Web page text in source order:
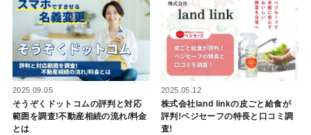
2025.09.05
そうぞくドットコムの評判と対応
範囲を調査!不動産相続の流れ/料金
とは
2025.05.12
株式会社land linkの皮ごと給食が
評判!ベジセーフの特長と口コミ調
査!